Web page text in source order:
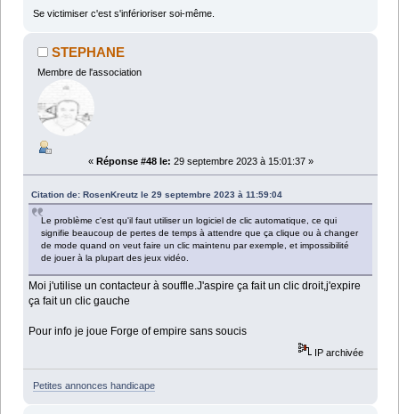
Se victimiser c'est s'inférioriser soi-même.
STEPHANE
Membre de l'association
« Réponse #48 le: 29 septembre 2023 à 15:01:37 »
Citation de: RosenKreutz le 29 septembre 2023 à 11:59:04
Le problème c'est qu'il faut utiliser un logiciel de clic automatique, ce qui
signifie beaucoup de pertes de temps à attendre que ça clique ou à changer
de mode quand on veut faire un clic maintenu par exemple, et impossibilité
de jouer à la plupart des jeux vidéo.
Moi j'utilise un contacteur à souffle.J'aspire ça fait un clic droit,j'expire
ça fait un clic gauche
Pour info je joue Forge of empire sans soucis
IP archivée
Petites annonces handicape